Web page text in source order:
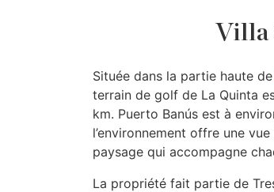
Villa
Située dans la partie haute de
terrain de golf de La Quinta
km. Puerto Banús est à
l’environnement offre une
paysage qui accompagne
La propriété fait partie de